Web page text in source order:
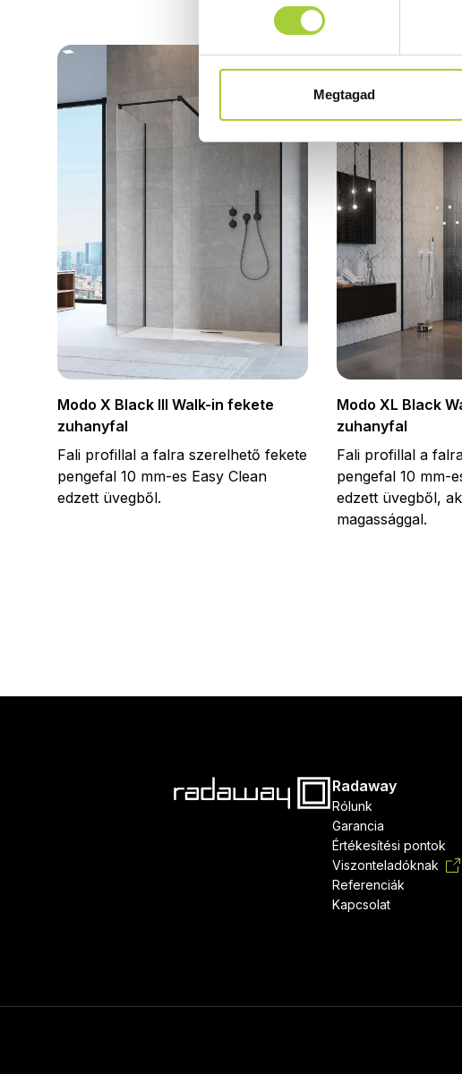
Megtagad
Modo X Black III Walk-in fekete
zuhanyfal
Fali profillal a falra szerelhető fekete
pengefal 10 mm-es Easy Clean
edzett üvegből.
Modo XL Black
zuhanyfal
Fali profillal a
pengefal 10 mm-
edzett üvegből,
magassággal.
Radaway
Rólunk
Garancia
Értékesítési pontok
Viszonteladóknak
Referenciák
Kapcsolat